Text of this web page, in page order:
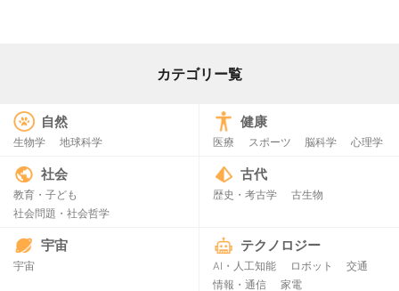
カテゴリー覧
自然
生物学 地球科学
健康
医療 スポーツ 脳科学 心理学
社会
教育・子ども
社会問題・社会哲学
古代
歴史・考古学 古生物
宇宙
宇宙
テクノロジー
AI・人工知能 ロボット
交通
情報・通信
家電